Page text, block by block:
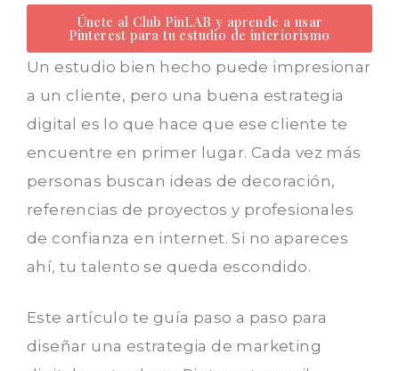
Únete al Club PinLAB y aprende a usar
Pinterest para tu estudio de interiorismo
Un estudio bien hecho puede impresionar
a un cliente, pero una buena estrategia
digital es lo que hace que ese cliente te
encuentre en primer lugar. Cada vez más
personas buscan ideas de decoración,
referencias de proyectos y profesionales
de confianza en internet. Si no apareces
ahí, tu talento se queda escondido.
Este artículo te guía paso a paso para
diseñar una estrategia de marketing